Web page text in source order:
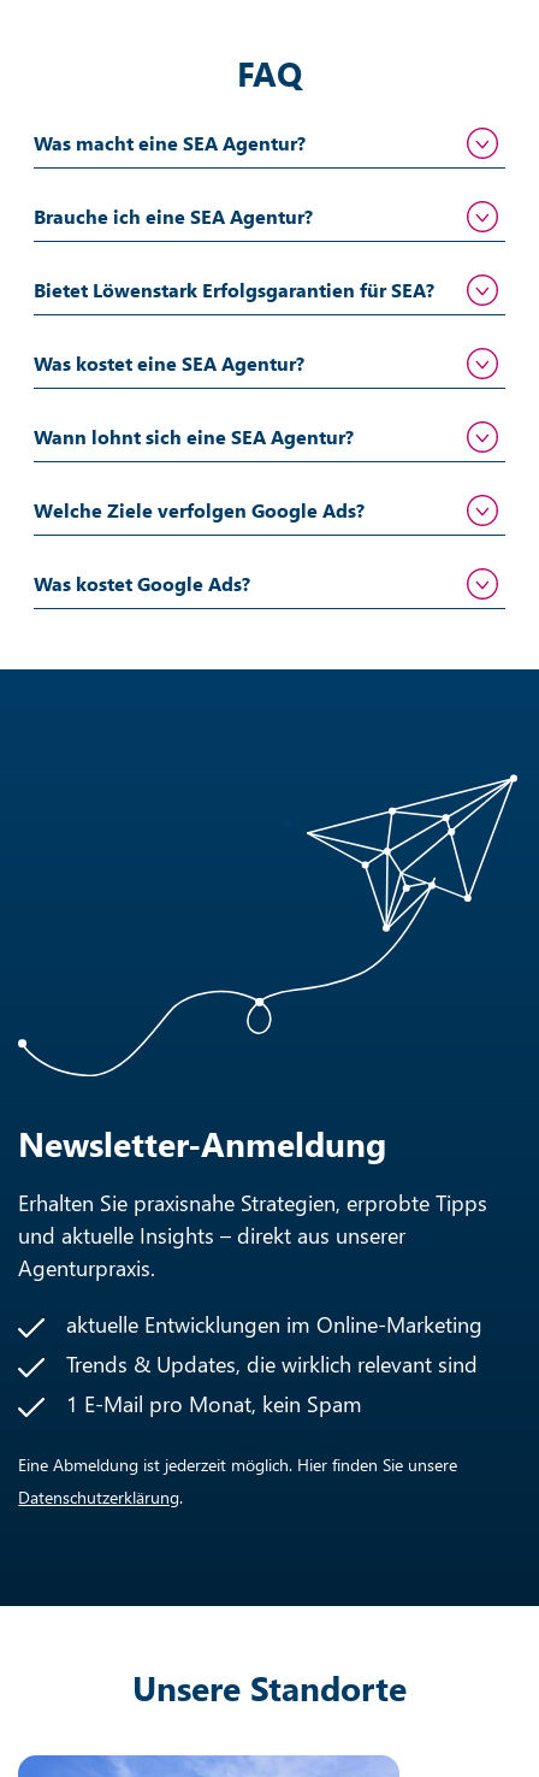
FAQ
Was macht eine SEA Agentur?
Brauche ich eine SEA Agentur?
Bietet Löwenstark Erfolgsgarantien für SEA?
Was kostet eine SEA Agentur?
Wann lohnt sich eine SEA Agentur?
Welche Ziele verfolgen Google Ads?
Was kostet Google Ads?
Newsletter-Anmeldung
Erhalten Sie praxisnahe Strategien, erprobte Tipps
und aktuelle Insights – direkt aus unserer
Agenturpraxis.
aktuelle Entwicklungen im Online-Marketing
Trends & Updates, die wirklich relevant sind
1 E-Mail pro Monat, kein Spam
Eine Abmeldung ist jederzeit möglich. Hier finden Sie unsere
Datenschutzerklärung.
Unsere Standorte